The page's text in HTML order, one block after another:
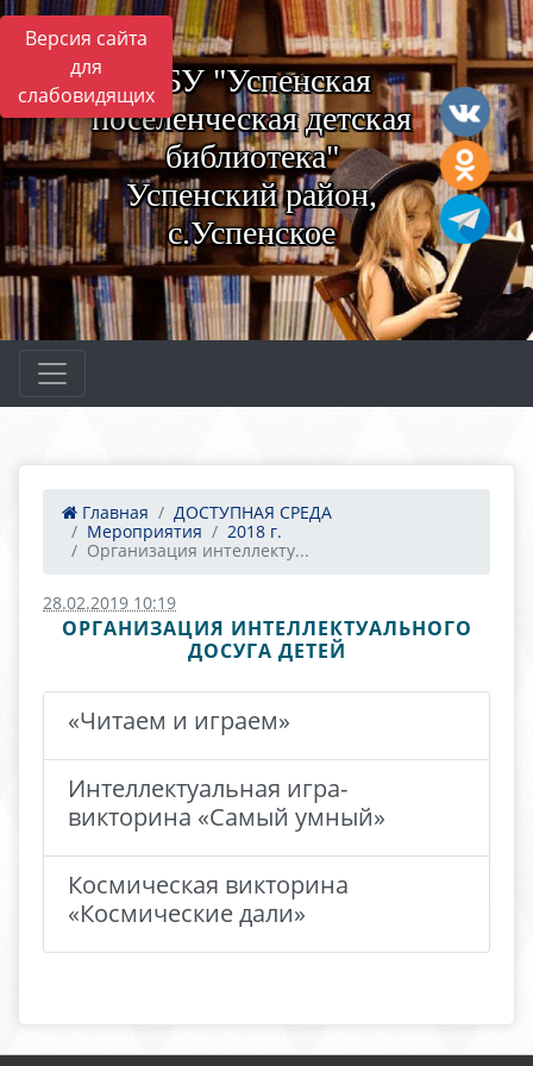
Версия сайта
для
слабовидящихМБУ "Успенская
поселенческая детская
библиотека"
Успенский район,
с.Успенское
Главная
ДОСТУПНАЯ СРЕДА
Мероприятия
2018 г.
Организация интеллекту...
28.02.2019 10:19
ОРГАНИЗАЦИЯ ИНТЕЛЛЕКТУАЛЬНОГО
ДОСУГА ДЕТЕЙ
«Читаем и играем»
Интеллектуальная игра-
викторина «Самый умный»
Космическая викторина
«Космические дали»